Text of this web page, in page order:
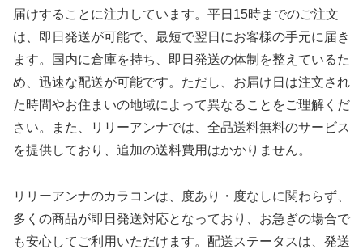
届けすることに注力しています。平日15時までのご注文
は、即日発送が可能で、最短で翌日にお客様の手元に届き
ます。国内に倉庫を持ち、即日発送の体制を整えているた
め、迅速な配送が可能です。ただし、お届け日は注文され
た時間やお住まいの地域によって異なることをご理解くだ
さい。また、リリーアンナでは、全品送料無料のサービス
を提供しており、追加の送料費用はかかりません。
リリーアンナのカラコンは、度あり・度なしに関わらず、
多くの商品が即日発送対応となっており、お急ぎの場合で
も安心してご利用いただけます。配送ステータスは、発送